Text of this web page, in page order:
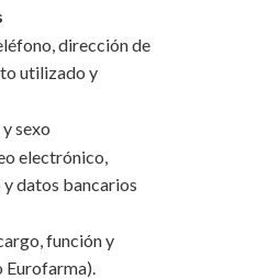
dirección de
utilizado y
sexo
electrónico,
datos bancarios
función y
Eurofarma).